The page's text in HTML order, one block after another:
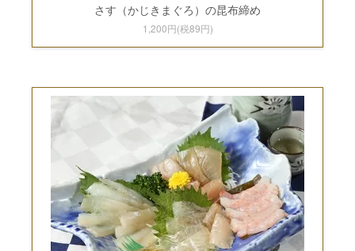
さす（かじきまぐろ）の昆布締め
1,200円(税89円)